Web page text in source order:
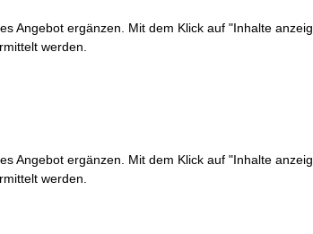
Angebot ergänzen. Mit dem Klick auf "Inhalte
werden.
Angebot ergänzen. Mit dem Klick auf "Inhalte
werden.